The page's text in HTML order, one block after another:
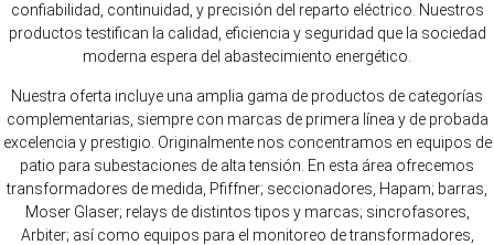
confiabilidad, continuidad, y precisión del reparto eléctrico. Nuestros
productos testifican la calidad, eficiencia y seguridad que la sociedad
moderna espera del abastecimiento energético.
Nuestra oferta incluye una amplia gama de productos de categorías
complementarias, siempre con marcas de primera línea y de probada
excelencia y prestigio. Originalmente nos concentramos en equipos de
patio para subestaciones de alta tensión. En esta área ofrecemos
transformadores de medida, Pfiffner; seccionadores, Hapam; barras,
Moser Glaser; relays de distintos tipos y marcas; sincrofasores,
Arbiter; así como equipos para el monitoreo de transformadores,